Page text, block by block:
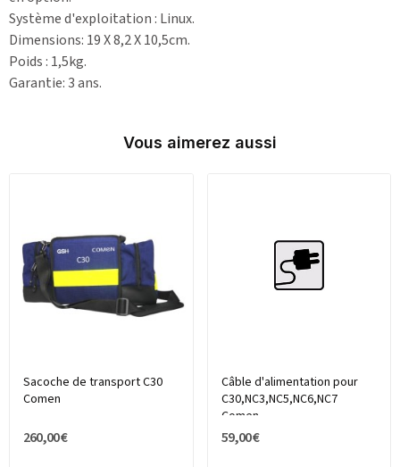
Système d'exploitation : Linux.
Dimensions: 19 X 8,2 X 10,5cm.
Poids : 1,5kg.
Garantie: 3 ans.
Vous aimerez aussi
Sacoche de transport C30
Comen
260,00 €
Câble d'alimentation pour
C30,NC3,NC5,NC6,NC7
Comen
59,00 €